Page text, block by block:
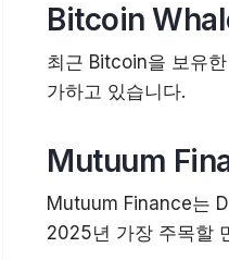
Bitcoin
최근 Bitcoin을 보유
가하고 있습니다.
Mutuum
Mutuum Finance는
2025년 가장 주목할